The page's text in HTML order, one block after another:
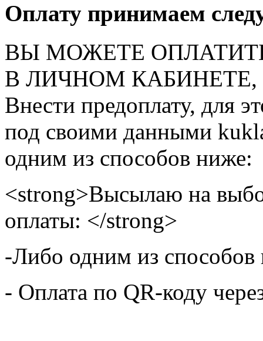
Оплату принимаем
ВЫ МОЖЕТЕ
В ЛИЧНОМ КАБИНЕТЕ,
Внести предоплату, для
под своими данными
одним из способов ниже:
<strong>Высылаю на
оплаты: </strong>
-Либо одним из
- Оплата по QR-коду